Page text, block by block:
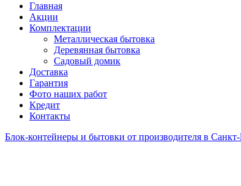
Главная
Акции
Комплектации
Металлическая бытовка
Деревянная бытовка
Садовый домик
Доставка
Гарантия
Фото наших работ
Кредит
Контакты
Блок-контейнеры и бытовки от производителя в Санкт-